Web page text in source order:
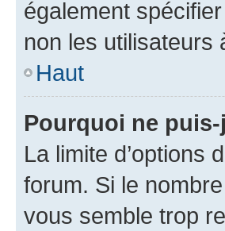
également
non les utilisateurs
Haut
Pourquoi ne
La limite d’options
forum. Si le
vous semble trop